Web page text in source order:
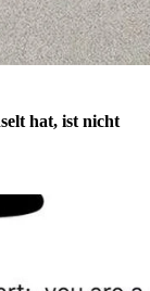
hat, ist nicht